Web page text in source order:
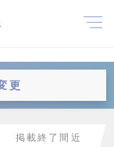
更
掲載終了間近